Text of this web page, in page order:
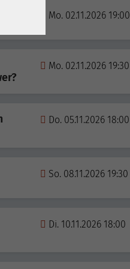
Mo. 02.11.2026 19:00
Mo. 02.11.2026 19:30
Do. 05.11.2026 18:00
So. 08.11.2026 19:30
Di. 10.11.2026 18:00